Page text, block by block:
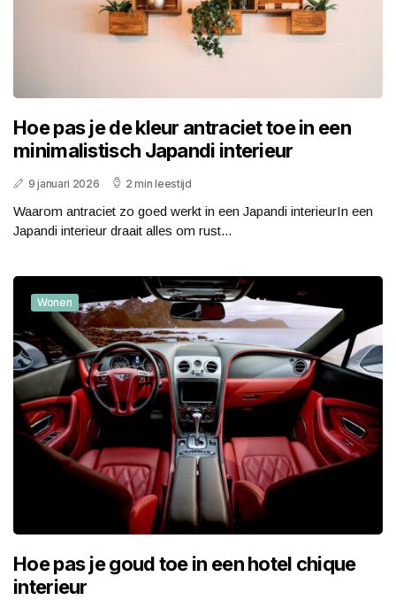
Hoe pas je de kleur antraciet toe in een
minimalistisch Japandi interieur
9 januari 2026 2 min leestijd
Waarom antraciet zo goed werkt in een Japandi interieurIn een
Japandi interieur draait alles om rust...
Wonen
Hoe pas je goud toe in een hotel chique
interieur